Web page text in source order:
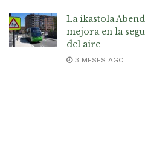
La ikastola
mejora en la
del aire
3 MESES AGO